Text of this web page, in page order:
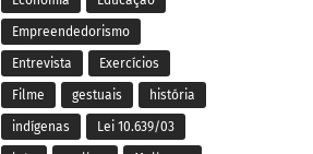
Empreendedorismo
Entrevista Exercícios
Filme gestuais história
indígenas Lei 10.639/03